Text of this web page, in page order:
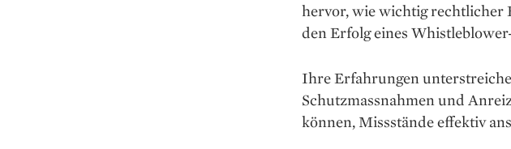
hervor, wie wichtig rechtlicher
den Erfolg eines
Ihre Erfahrungen
Schutzmassnahmen und
können, Missstände effektiv